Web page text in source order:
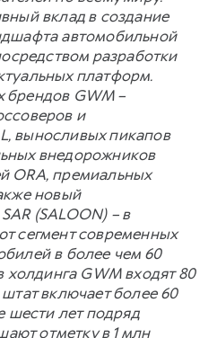
вклад в создание
автомобильной
разработки
платформ.
GWM –
и
выносливых пикапов
внедорожников
ORA, премиальных
новый
(SALOON) – в
сегмент современных
в более чем 60
холдинга GWM входят 80
включает более 60
шести лет подряд
отметку в 1 млн